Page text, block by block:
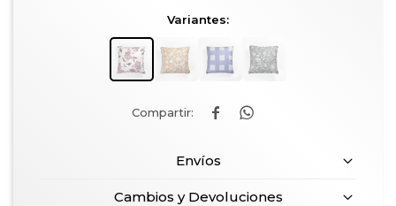
Variantes:
 
Envíos
Cambios y Devoluciones